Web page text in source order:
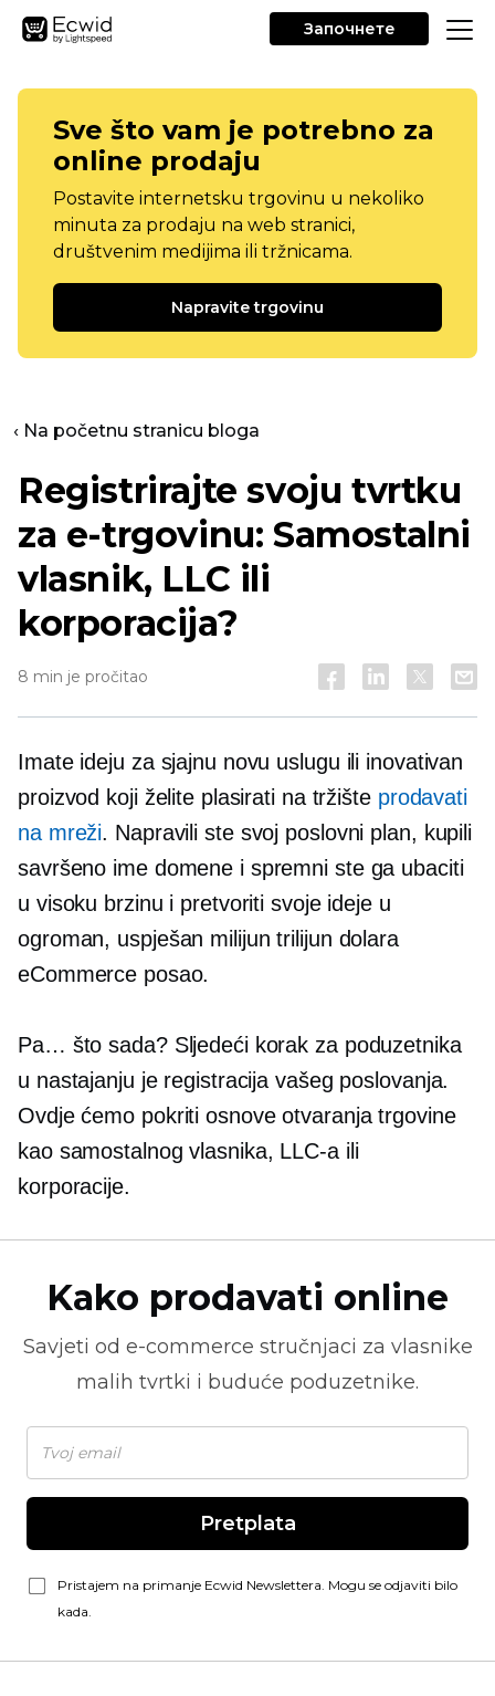
Започнете
Sve što vam je potrebno za
online prodaju
Postavite internetsku trgovinu u nekoliko
minuta za prodaju na web stranici,
društvenim medijima ili tržnicama.
Napravite trgovinu
‹ Na početnu stranicu bloga
Registrirajte svoju tvrtku
za e-trgovinu: Samostalni
vlasnik, LLC ili
korporacija?
8 min je pročitao
Imate ideju za sjajnu novu uslugu ili inovativan
proizvod koji želite plasirati na tržište prodavati
na mreži. Napravili ste svoj poslovni plan, kupili
savršeno ime domene i spremni ste ga ubaciti
u visoku brzinu i pretvoriti svoje ideje u
ogroman, uspješan milijuntrilijun dolara
eCommerce posao.
Pa… što sada? Sljedeći korak za poduzetnika
u nastajanju je registracija vašeg poslovanja.
Ovdje ćemo pokriti osnove otvaranja trgovine
kao samostalnog vlasnika, LLC-a ili
korporacije.
Kako prodavati online
Savjeti od e-commerce stručnjaci za vlasnike
malih tvrtki i buduće poduzetnike.
Pretplata
Pristajem na primanje Ecwid Newslettera. Mogu se odjaviti bilo
kada.